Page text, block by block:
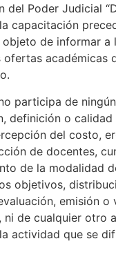
del Poder Judicial
capacitación
de informar a
ofertas académicas
participa de
definición o
del costo,
de docentes,
de la modalidad
objetivos,
emisión o
de cualquier otro
actividad que se